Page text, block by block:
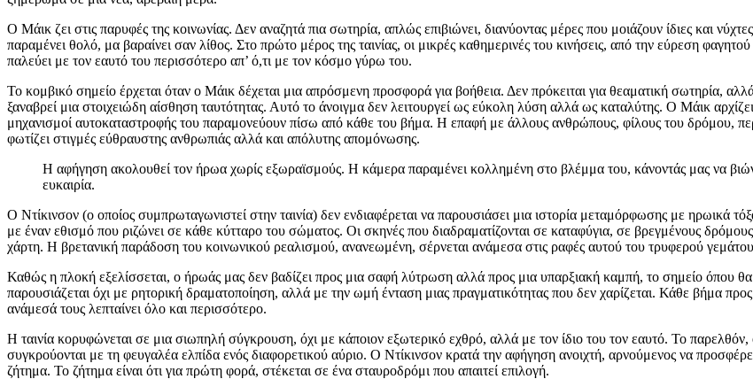
Ο Μάικ ζει στις παρυφές της κοινωνίας. Δεν αναζητά πια σωτηρία, απλώς επιβιώνει, διανύοντας μέρες που μοιάζουν ίδιες και
παραμένει θολό, μα βαραίνει σαν λίθος. Στο πρώτο μέρος της ταινίας, οι μικρές καθημερινές του κινήσεις, από την εύρεση
παλεύει με τον εαυτό του περισσότερο απ’ ό,τι με τον κόσμο γύρω του.
Το κομβικό σημείο έρχεται όταν ο Μάικ δέχεται μια απρόσμενη προσφορά για βοήθεια. Δεν πρόκειται για θεαματική σωτηρία,
ξαναβρεί μια στοιχειώδη αίσθηση ταυτότητας. Αυτό το άνοιγμα δεν λειτουργεί ως εύκολη λύση αλλά ως καταλύτης. Ο Μάικ
μηχανισμοί αυτοκαταστροφής του παραμονεύουν πίσω από κάθε του βήμα. Η επαφή με άλλους ανθρώπους, φίλους του δρόμου,
φωτίζει στιγμές εύθραυστης ανθρωπιάς αλλά και απόλυτης απομόνωσης.
Η αφήγηση ακολουθεί τον ήρωα χωρίς εξωραϊσμούς. Η κάμερα παραμένει κολλημένη στο βλέμμα του, κάνοντάς μας να
ευκαιρία.
Ο Ντίκινσον (ο οποίος συμπρωταγωνιστεί στην ταινία) δεν ενδιαφέρεται να παρουσιάσει μια ιστορία μεταμόρφωσης με ηρωικά
με έναν εθισμό που ριζώνει σε κάθε κύτταρο του σώματος. Οι σκηνές που διαδραματίζονται σε καταφύγια, σε βρεγμένους
χάρτη. Η βρετανική παράδοση του κοινωνικού ρεαλισμού, ανανεωμένη, σέρνεται ανάμεσα στις ραφές αυτού του τρυφερού
Καθώς η πλοκή εξελίσσεται, ο ήρωάς μας δεν βαδίζει προς μια σαφή λύτρωση αλλά προς μια υπαρξιακή καμπή, το σημείο όπου
παρουσιάζεται όχι με ρητορική δραματοποίηση, αλλά με την ωμή ένταση μιας πραγματικότητας που δεν χαρίζεται. Κάθε βήμα
ανάμεσά τους λεπταίνει όλο και περισσότερο.
Η ταινία κορυφώνεται σε μια σιωπηλή σύγκρουση, όχι με κάποιον εξωτερικό εχθρό, αλλά με τον ίδιο του τον εαυτό. Το παρελθόν,
συγκρούονται με τη φευγαλέα ελπίδα ενός διαφορετικού αύριο. Ο Ντίκινσον κρατά την αφήγηση ανοιχτή, αρνούμενος να
ζήτημα. Το ζήτημα είναι ότι για πρώτη φορά, στέκεται σε ένα σταυροδρόμι που απαιτεί επιλογή.